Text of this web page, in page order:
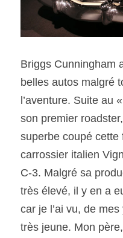
Briggs Cunningham
belles autos malgré
l’aventure. Suite au
son premier
superbe coupé
carrossier italien
C-3. Malgré sa
très élevé, il y en a
car je l’ai vu, de
très jeune. Mon